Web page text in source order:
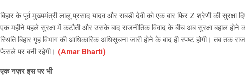
बिहार के पूर्व मुख्यमंत्री लालू प्रसाद यादव और राबड़ी देवी को एक बार फिर Z श्रेणी की सुरक्षा
एक महीने पहले सुरक्षा में कटौती और उसके बाद राजनीतिक विवाद के बीच अब सुरक्षा बहाल
स्थिति बिहार गृह विभाग की आधिकारिक अधिसूचना जारी होने के बाद ही स्पष्ट होगी। तब तक
फैसले पर बनी रहेगी। (Amar Bharti)
एक नज़र इस पर भी